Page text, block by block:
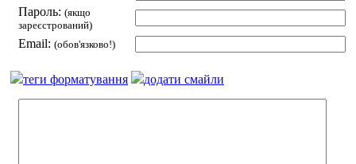
Пароль: (якщо
зареєстрований)
Email: (обов'язково!)
теги форматування додати смайли